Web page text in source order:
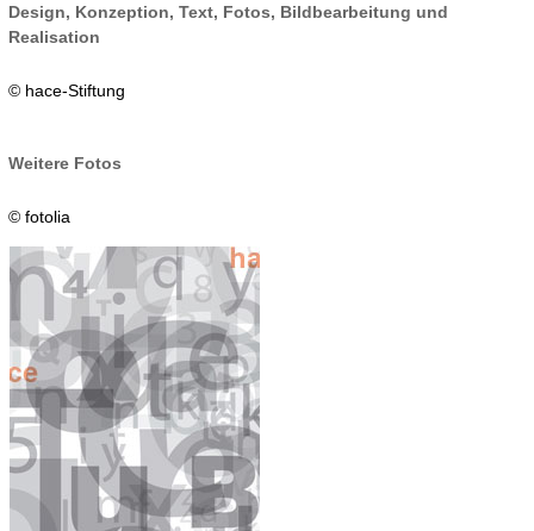
Design, Konzeption, Text, Fotos, Bildbearbeitung und
Realisation
© hace-Stiftung
Weitere Fotos
© fotolia